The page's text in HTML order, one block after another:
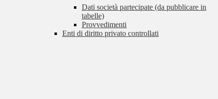
Dati società partecipate (da pubblicare in
tabelle)
Provvedimenti
Enti di diritto privato controllati